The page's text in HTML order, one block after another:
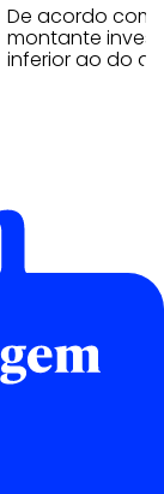
De acordo com
montante
inferior ao do